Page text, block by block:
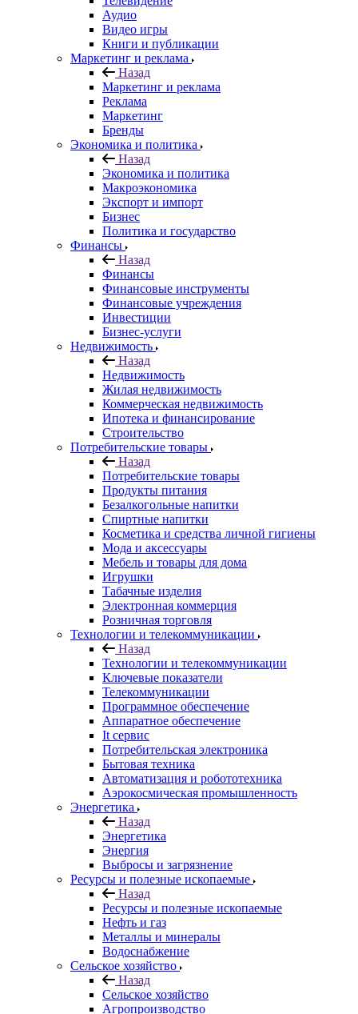
Аудио
Видео игры
Книги и публикации
Маркетинг и реклама
Назад
Маркетинг и реклама
Реклама
Маркетинг
Бренды
Экономика и политика
Назад
Экономика и политика
Макроэкономика
Экспорт и импорт
Бизнес
Политика и государство
Финансы
Назад
Финансы
Финансовые инструменты
Финансовые учреждения
Инвестиции
Бизнес-услуги
Недвижимость
Назад
Недвижимость
Жилая недвижимость
Коммерческая недвижимость
Ипотека и финансирование
Строительство
Потребительские товары
Назад
Потребительские товары
Продукты питания
Безалкогольные напитки
Спиртные напитки
Косметика и средства личной гигиены
Мода и аксессуары
Мебель и товары для дома
Игрушки
Табачные изделия
Электронная коммерция
Розничная торговля
Технологии и телекоммуникации
Назад
Технологии и телекоммуникации
Ключевые показатели
Телекоммуникации
Программное обеспечение
Аппаратное обеспечение
It сервис
Потребительская электроника
Бытовая техника
Автоматизация и робототехника
Аэрокосмическая промышленность
Энергетика
Назад
Энергетика
Энергия
Выбросы и загрязнение
Ресурсы и полезные ископаемые
Назад
Ресурсы и полезные ископаемые
Нефть и газ
Металлы и минералы
Водоснабжение
Сельское хозяйство
Назад
Сельское хозяйство
Агропроизводство